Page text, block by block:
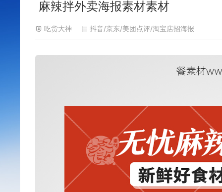
麻辣拌外卖海报素材素材
吃货大神 抖音/京东/美团点评/淘宝店招海报